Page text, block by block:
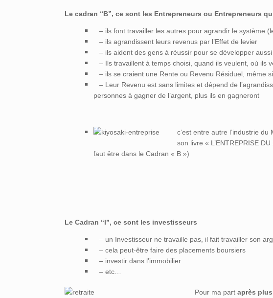
Le cadran “B”, ce sont les Entrepreneurs ou Entrepreneurs
– ils font travailler les autres pour agrandir le système
– ils agrandissent leurs revenus par l’Effet de levier
– ils aident des gens à réussir pour se développer
– Ils travaillent à temps choisi, quand ils veulent, où ils
– ils se craient une Rente ou Revenu Résiduel, même
– Leur Revenu est sans limites et dépend de
personnes à gagner de l’argent, plus ils en gagneront
c’est entre autre l’industrie
son livre « L’ENTREPRISE
faut être dans le Cadran « B »)
Le Cadran “I”, ce sont les investisseurs
– un Investisseur ne travaille pas, il fait travailler son
– cela peut-être faire des placements boursiers
– investir dans l’immobilier
– etc…
Pour ma part après